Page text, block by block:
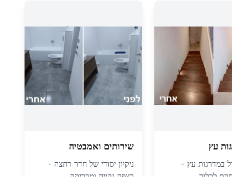
עץ
במדרגות עץ -
שירותים ואמבטיה
ניקיון יסודי של חדר רחצה -